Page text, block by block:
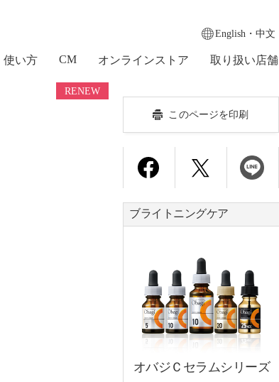
English・中文
使い方 CM オンラインストア 取り扱い店舗
RENEW
このページを印刷
ブライトニングケア
オバジＣセラムシリーズ